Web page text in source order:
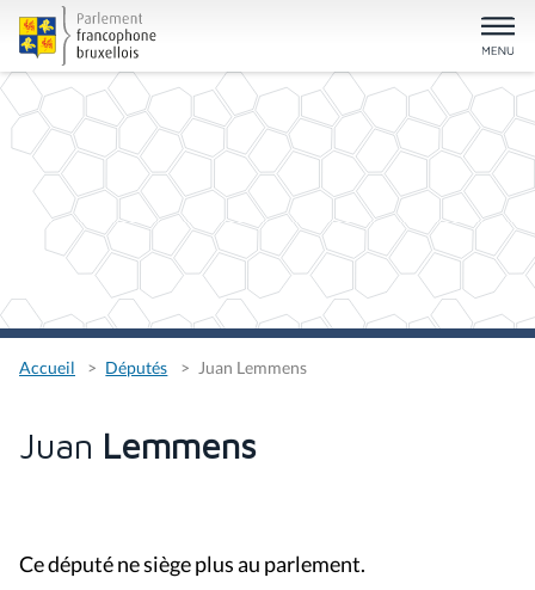
Accueil Députés Juan Lemmens
Juan Lemmens
Ce député ne siège plus au parlement.